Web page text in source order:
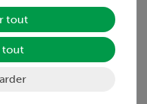
tout
tout